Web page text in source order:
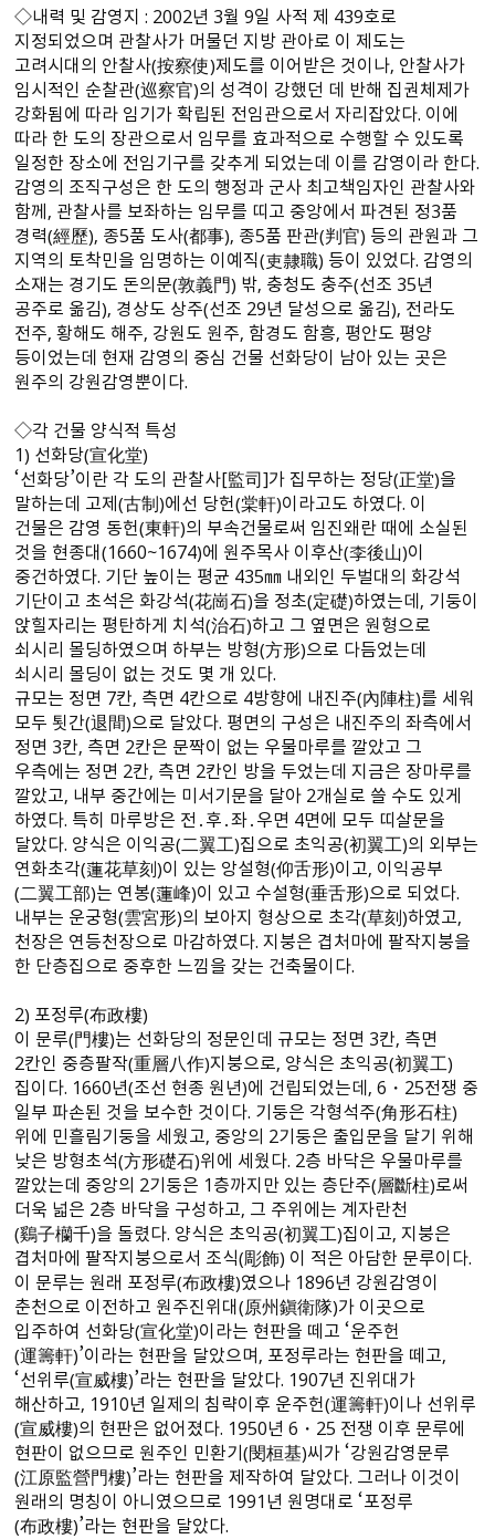
◇내력 및 감영지 : 2002년 3월 9일 사적 제 439호로
지정되었으며 관찰사가 머물던 지방 관아로 이 제도는
고려시대의 안찰사（按察使）제도를 이어받은 것이나, 안찰사가
임시적인 순찰관（巡察官）의 성격이 강했던 데 반해 집권체제가
강화됨에 따라 임기가 확립된 전임관으로서 자리잡았다. 이에
따라 한 도의 장관으로서 임무를 효과적으로 수행할 수 있도록
일정한 장소에 전임기구를 갖추게 되었는데 이를 감영이라 한다.
감영의 조직구성은 한 도의 행정과 군사 최고책임자인 관찰사와
함께, 관찰사를 보좌하는 임무를 띠고 중앙에서 파견된 정3품
경력（經歷）, 종5품 도사（都事）, 종5품 판관（判官） 등의 관원과 그
지역의 토착민을 임명하는 이예직（吏隸職） 등이 있었다. 감영의
소재는 경기도 돈의문（敦義門） 밖, 충청도 충주（선조 35년
공주로 옮김）, 경상도 상주（선조 29년 달성으로 옮김）, 전라도
전주, 황해도 해주, 강원도 원주, 함경도 함흥, 평안도 평양
등이었는데 현재 감영의 중심 건물 선화당이 남아 있는 곳은
원주의 강원감영뿐이다.
◇각 건물 양식적 특성
1） 선화당（宣化堂）
‘선화당’이란 각 도의 관찰사[監司]가 집무하는 정당（正堂）을
말하는데 고제（古制）에선 당헌（棠軒）이라고도 하였다. 이
건물은 감영 동헌（東軒）의 부속건물로써 임진왜란 때에 소실된
것을 현종대（1660～1674）에 원주목사 이후산（李後山）이
중건하였다. 기단 높이는 평균 435㎜ 내외인 두벌대의 화강석
기단이고 초석은 화강석（花崗石）을 정초（定礎）하였는데, 기둥이
앉힐자리는 평탄하게 치석（治石）하고 그 옆면은 원형으로
쇠시리 몰딩하였으며 하부는 방형（方形）으로 다듬었는데
쇠시리 몰딩이 없는 것도 몇 개 있다.
규모는 정면 7칸, 측면 4칸으로 4방향에 내진주（內陣柱）를 세워
모두 툇간（退間）으로 달았다. 평면의 구성은 내진주의 좌측에서
정면 3칸, 측면 2칸은 문짝이 없는 우물마루를 깔았고 그
우측에는 정면 2칸, 측면 2칸인 방을 두었는데 지금은 장마루를
깔았고, 내부 중간에는 미서기문을 달아 2개실로 쓸 수도 있게
하였다. 특히 마루방은 전․후․좌․우면 4면에 모두 띠살문을
달았다. 양식은 이익공（二翼工）집으로 초익공（初翼工）의 외부는
연화초각（蓮花草刻）이 있는 앙설형（仰舌形）이고, 이익공부
（二翼工部）는 연봉（蓮峰）이 있고 수설형（垂舌形）으로 되었다.
내부는 운궁형（雲宮形）의 보아지 형상으로 초각（草刻）하였고,
천장은 연등천장으로 마감하였다. 지붕은 겹처마에 팔작지붕을
한 단층집으로 중후한 느낌을 갖는 건축물이다.
2） 포정루（布政樓）
이 문루（門樓）는 선화당의 정문인데 규모는 정면 3칸, 측면
2칸인 중층팔작（重層八作）지붕으로, 양식은 초익공（初翼工）
집이다. 1660년（조선 현종 원년）에 건립되었는데, 6・25전쟁 중
일부 파손된 것을 보수한 것이다. 기둥은 각형석주（角形石柱）
위에 민흘림기둥을 세웠고, 중앙의 2기둥은 출입문을 달기 위해
낮은 방형초석（方形礎石）위에 세웠다. 2층 바닥은 우물마루를
깔았는데 중앙의 2기둥은 1층까지만 있는 층단주（層斷柱）로써
더욱 넓은 2층 바닥을 구성하고, 그 주위에는 계자란천
（鷄子欗千）을 돌렸다. 양식은 초익공（初翼工）집이고, 지붕은
겹처마에 팔작지붕으로서 조식（彫飾） 이 적은 아담한 문루이다.
이 문루는 원래 포정루（布政樓）였으나 1896년 강원감영이
춘천으로 이전하고 원주진위대（原州鎭衛隊）가 이곳으로
입주하여 선화당（宣化堂）이라는 현판을 떼고 ‘운주헌
（運籌軒）’이라는 현판을 달았으며, 포정루라는 현판을 떼고,
‘선위루（宣威樓）’라는 현판을 달았다. 1907년 진위대가
해산하고, 1910년 일제의 침략이후 운주헌（運籌軒）이나 선위루
（宣威樓）의 현판은 없어졌다. 1950년 6・25 전쟁 이후 문루에
현판이 없으므로 원주인 민환기（閔桓基）씨가 ‘강원감영문루
（江原監營門樓）’라는 현판을 제작하여 달았다. 그러나 이것이
원래의 명칭이 아니였으므로 1991년 원명대로 ‘포정루
（布政樓）’라는 현판을 달았다.